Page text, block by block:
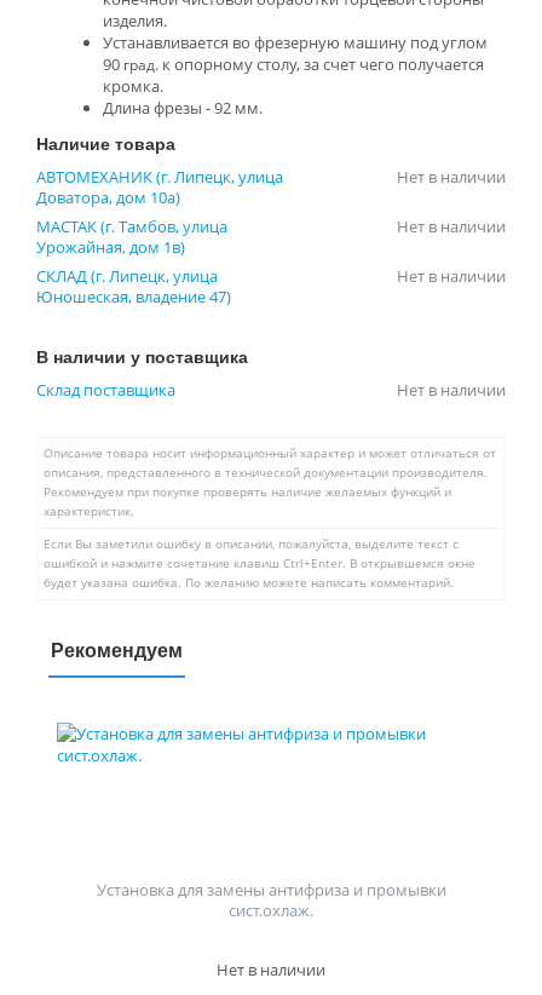
изделия.
Устанавливается во фрезерную машину под углом
90 град. к опорному столу, за счет чего получается
кромка.
Длина фрезы - 92 мм.
Наличие товара
АВТОМЕХАНИК (г. Липецк, улица
Доватора, дом 10а)
Нет в наличии
МАСТАК (г. Тамбов, улица
Урожайная, дом 1в)
Нет в наличии
СКЛАД (г. Липецк, улица
Юношеская, владение 47)
Нет в наличии
В наличии у поставщика
Склад поставщика Нет в наличии
Описание товара носит информационный характер и может отличаться от
описания, представленного в технической документации производителя.
Рекомендуем при покупке проверять наличие желаемых функций и
характеристик.
Если Вы заметили ошибку в описании, пожалуйста, выделите текст с
ошибкой и нажмите сочетание клавиш Ctrl+Enter. В открывшемся окне
будет указана ошибка. По желанию можете написать комментарий.
Рекомендуем
Установка для замены антифриза и промывки
сист.охлаж.
Нет в наличии